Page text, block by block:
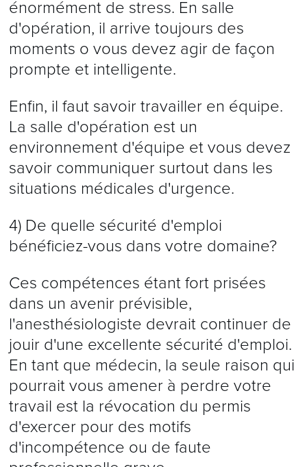
énormément de stress. En salle
d'opération, il arrive toujours des
moments o vous devez agir de façon
prompte et intelligente.
Enfin, il faut savoir travailler en équipe.
La salle d'opération est un
environnement d'équipe et vous devez
savoir communiquer surtout dans les
situations médicales d'urgence.
4) De quelle sécurité d'emploi
bénéficiez-vous dans votre domaine?
Ces compétences étant fort prisées
dans un avenir prévisible,
l'anesthésiologiste devrait continuer de
jouir d'une excellente sécurité d'emploi.
En tant que médecin, la seule raison qui
pourrait vous amener à perdre votre
travail est la révocation du permis
d'exercer pour des motifs
d'incompétence ou de faute